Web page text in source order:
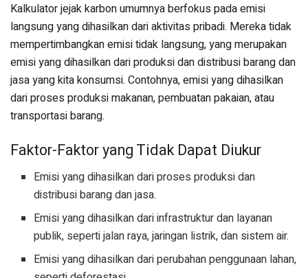
Kalkulator jejak karbon umumnya berfokus pada emisi
langsung yang dihasilkan dari aktivitas pribadi. Mereka tidak
mempertimbangkan emisi tidak langsung, yang merupakan
emisi yang dihasilkan dari produksi dan distribusi barang dan
jasa yang kita konsumsi. Contohnya, emisi yang dihasilkan
dari proses produksi makanan, pembuatan pakaian, atau
transportasi barang.
Faktor-Faktor yang Tidak Dapat Diukur
Emisi yang dihasilkan dari proses produksi dan
distribusi barang dan jasa.
Emisi yang dihasilkan dari infrastruktur dan layanan
publik, seperti jalan raya, jaringan listrik, dan sistem air.
Emisi yang dihasilkan dari perubahan penggunaan lahan,